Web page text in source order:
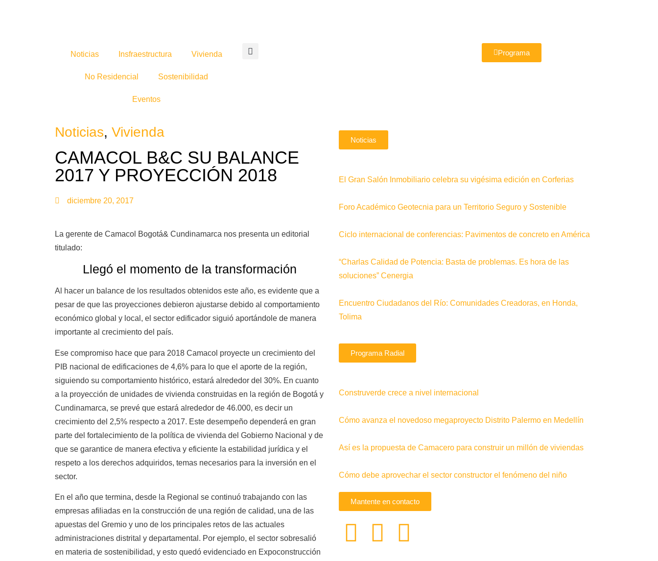
Noticias Insfraestructura Vivienda
No Residencial Sostenibilidad
Eventos
Programa
Noticias, Vivienda
CAMACOL B&C SU BALANCE
2017 Y PROYECCIÓN 2018
diciembre 20, 2017
La gerente de Camacol Bogotá& Cundinamarca nos presenta un editorial
titulado:
Llegó el momento de la transformación
Al hacer un balance de los resultados obtenidos este año, es evidente que a
pesar de que las proyecciones debieron ajustarse debido al comportamiento
económico global y local, el sector edificador siguió aportándole de manera
importante al crecimiento del país.
Ese compromiso hace que para 2018 Camacol proyecte un crecimiento del
PIB nacional de edificaciones de 4,6% para lo que el aporte de la región,
siguiendo su comportamiento histórico, estará alrededor del 30%. En cuanto
a la proyección de unidades de vivienda construidas en la región de Bogotá y
Cundinamarca, se prevé que estará alrededor de 46.000, es decir un
crecimiento del 2,5% respecto a 2017. Este desempeño dependerá en gran
parte del fortalecimiento de la política de vivienda del Gobierno Nacional y de
que se garantice de manera efectiva y eficiente la estabilidad jurídica y el
respeto a los derechos adquiridos, temas necesarios para la inversión en el
sector.
En el año que termina, desde la Regional se continuó trabajando con las
empresas afiliadas en la construcción de una región de calidad, una de las
apuestas del Gremio y uno de los principales retos de las actuales
administraciones distrital y departamental. Por ejemplo, el sector sobresalió
en materia de sostenibilidad, y esto quedó evidenciado en Expoconstrucción
Noticias
El Gran Salón Inmobiliario celebra su vigésima edición en Corferias
Foro Académico Geotecnia para un Territorio Seguro y Sostenible
Ciclo internacional de conferencias: Pavimentos de concreto en América
“Charlas Calidad de Potencia: Basta de problemas. Es hora de las
soluciones” Cenergia
Encuentro Ciudadanos del Río: Comunidades Creadoras, en Honda,
Tolima
Programa Radial
Construverde crece a nivel internacional
Cómo avanza el novedoso megaproyecto Distrito Palermo en Medellín
Así es la propuesta de Camacero para construir un millón de viviendas
Cómo debe aprovechar el sector constructor el fenómeno del niño
Mantente en contacto